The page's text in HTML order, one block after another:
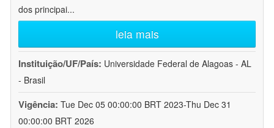
dos principai...
leia mais
Instituição/UF/País: Universidade Federal de Alagoas - AL
- Brasil
Vigência: Tue Dec 05 00:00:00 BRT 2023-Thu Dec 31
00:00:00 BRT 2026